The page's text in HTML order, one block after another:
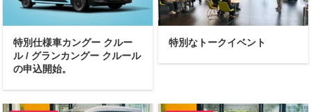
特別仕様車カングー クルー
ル / グランカングー クルール
の申込開始。
特別なトークイベント